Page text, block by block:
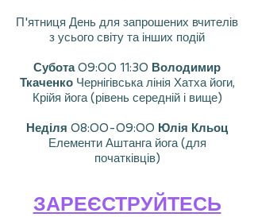
П'ятниця День для запрошених вчителів
з усього світу та інших подій
Субота09:00 11:30 Володимир
ТкаченкоЧернігівська лінія Хатха йоги,
Крійя йога (рівень середній і вище)
Неділя 08:00-09:00 Юлія Кльоц
Елементи Аштанга йога (для
початківців)
ЗАРЕЄСТРУЙТЕСЬ